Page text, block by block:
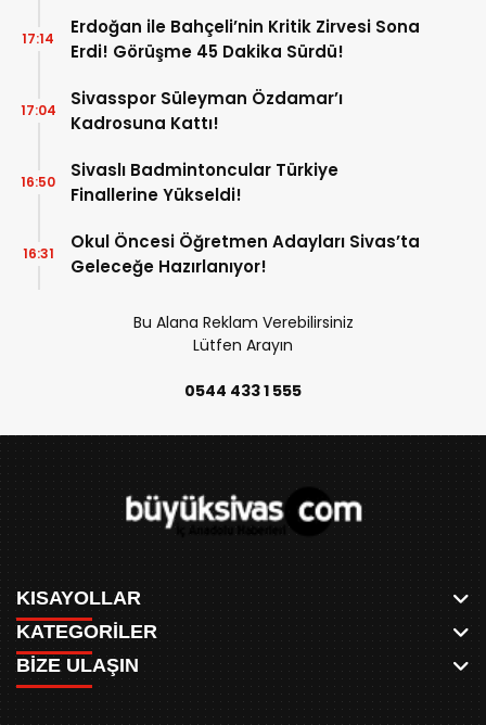
Erdoğan ile Bahçeli’nin Kritik Zirvesi Sona
Erdi! Görüşme 45 Dakika Sürdü!
17:14
Sivasspor Süleyman Özdamar’ı
Kadrosuna Kattı!
17:04
Sivaslı Badmintoncular Türkiye
Finallerine Yükseldi!
16:50
Okul Öncesi Öğretmen Adayları Sivas’ta
Geleceğe Hazırlanıyor!
16:31
Bu Alana Reklam Verebilirsiniz
Lütfen Arayın
0544 433 1 555
KISAYOLLAR
ANASAYFA
AKSU CANLI
MEYDAN CANLI
KATEGORİLER
WHATSAPP
SPOR
BİZE ULAŞIN
0346 221 00 60